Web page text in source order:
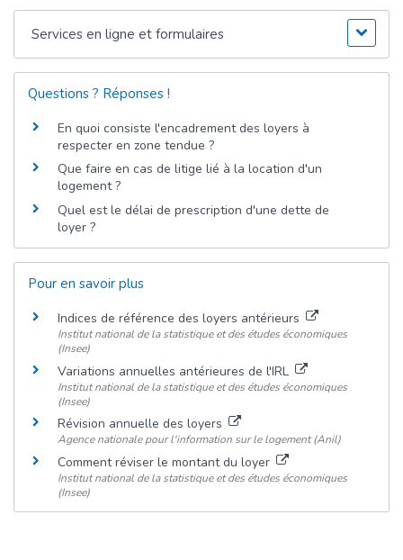
Services en ligne et formulaires
Questions ? Réponses !
En quoi consiste l'encadrement des loyers à
respecter en zone tendue ?
Que faire en cas de litige lié à la location d'un
logement ?
Quel est le délai de prescription d'une dette de
loyer ?
Pour en savoir plus
Indices de référence des loyers antérieurs
Institut national de la statistique et des études économiques
(Insee)
Variations annuelles antérieures de l'IRL
Institut national de la statistique et des études économiques
(Insee)
Révision annuelle des loyers
Agence nationale pour l'information sur le logement (Anil)
Comment réviser le montant du loyer
Institut national de la statistique et des études économiques
(Insee)